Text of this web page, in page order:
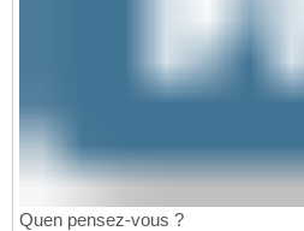
Quen pensez-vous ?